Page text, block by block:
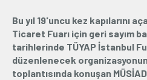
Üyelik
E-İşlemler
Bu yıl 19'uncu kez kapılarını
Ticaret Fuarı için geri sayım
tarihlerinde TÜYAP İstanbul
düzenlenecek organizasyonun
toplantısında konuşan